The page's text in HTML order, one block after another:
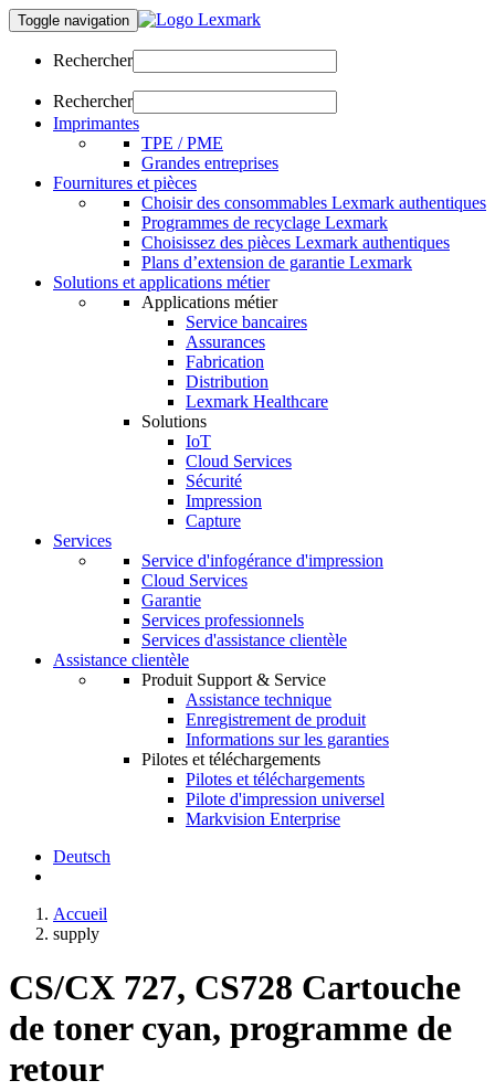
Toggle navigation
Rechercher
Rechercher
Imprimantes
TPE / PME
Grandes entreprises
Fournitures et pièces
Choisir des consommables Lexmark authentiques
Programmes de recyclage Lexmark
Choisissez des pièces Lexmark authentiques
Plans d’extension de garantie Lexmark
Solutions et applications métier
Applications métier
Service bancaires
Assurances
Fabrication
Distribution
Lexmark Healthcare
Solutions
IoT
Cloud Services
Sécurité
Impression
Capture
Services
Service d'infogérance d'impression
Cloud Services
Garantie
Services professionnels
Services d'assistance clientèle
Assistance clientèle
Produit Support & Service
Assistance technique
Enregistrement de produit
Informations sur les garanties
Pilotes et téléchargements
Pilotes et téléchargements
Pilote d'impression universel
Markvision Enterprise
Deutsch
Accueil
supply
CS/CX 727, CS728 Cartouche
de toner cyan, programme de
retour